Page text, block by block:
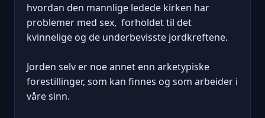
hvordan den mannlige ledede kirken har
problemer med sex, forholdet til det
kvinnelige og de underbevisste jordkreftene.
Jorden selv er noe annet enn arketypiske
forestillinger, som kan finnes og som arbeider i
våre sinn.